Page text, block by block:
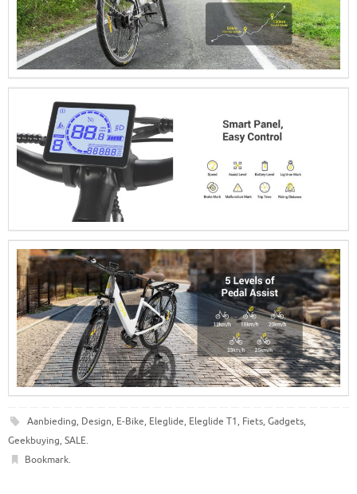
Aanbieding, Design, E-Bike, Eleglide, Eleglide T1, Fiets, Gadgets,
Geekbuying, SALE.
Bookmark.